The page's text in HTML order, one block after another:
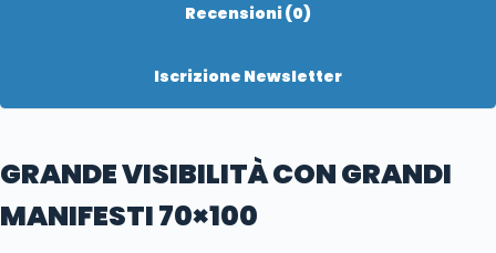
Recensioni (0)
Iscrizione Newsletter
GRANDE VISIBILITÀ CON GRANDI
MANIFESTI 70×100